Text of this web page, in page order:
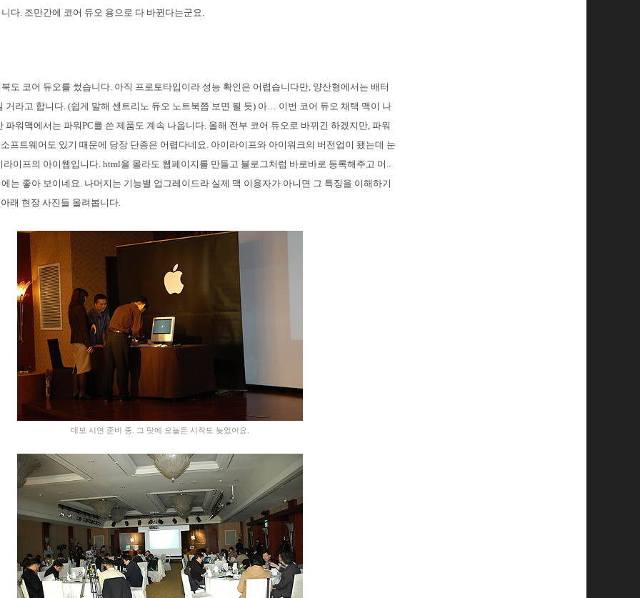
다. 조만간에 코어 듀오 용으로 다 바뀐다는군요.
도 코어 듀오를 썼습니다. 아직 프로토타입이라 성능 확인은 어렵습니다만, 양산형에서는 배터
거라고 합니다. (쉽게 말해 센트리노 듀오 노트북쯤 보면 될 듯) 아… 이번 코어 듀오 채택 맥이 나
파워맥에서는 파워PC를 쓴 제품도 계속 나옵니다. 올해 전부 코어 듀오로 바뀌긴 하겠지만, 파워
프트웨어도 있기 때문에 당장 단종은 어렵다네요. 아이라이프와 아이워크의 버전업이 됐는데 눈
라이프의 아이웹입니다. html을 몰라도 웹페이지를 만들고 블로그처럼 바로바로 등록해주고 머..
는 좋아 보이네요. 나머지는 기능별 업그레이드라 실제 맥 이용자가 아니면 그 특징을 이해하기
래 현장 사진들 올려봅니다.
데모 시연 준비 중. 그 탓에 오늘은 시작도 늦었어요.